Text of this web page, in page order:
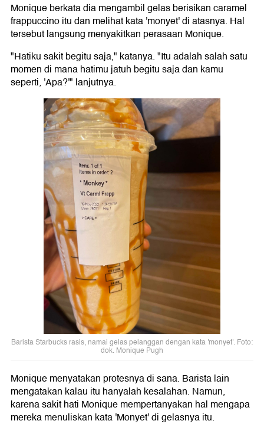
Monique berkata dia mengambil gelas berisikan caramel
frappuccino itu dan melihat kata 'monyet' di atasnya. Hal
tersebut langsung menyakitkan perasaan Monique.
"Hatiku sakit begitu saja," katanya. "Itu adalah salah satu
momen di mana hatimu jatuh begitu saja dan kamu
seperti, 'Apa?'" lanjutnya.
Barista Starbucks rasis, namai gelas pelanggan dengan kata 'monyet'. Foto:
dok. Monique Pugh
Monique menyatakan protesnya di sana. Barista lain
mengatakan kalau itu hanyalah kesalahan. Namun,
karena sakit hati Monique mempertanyakan hal mengapa
mereka menuliskan kata 'Monyet' di gelasnya itu.